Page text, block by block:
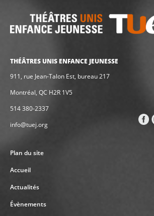
THÉÂTRES UNIS ENFANCE JEUNESSE
911, rue Jean-Talon Est, bureau 217
Montréal, QC H2R 1V5
514 380-2337
info@tuej.org
Plan du site
Accueil
Actualités
Évènements